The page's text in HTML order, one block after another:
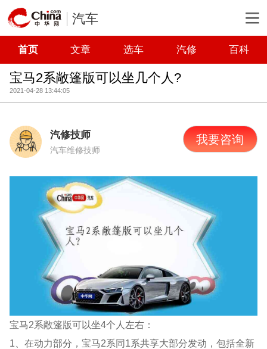
汽车
首页 文章 选车 汽修 百科
宝马2系敞篷版可以坐几个人?
2021-04-28 13:44:05
汽修技师
汽车维修技师
我要咨询
宝马2系敞篷版可以坐4个人左右：
1、在动力部分，宝马2系同1系共享大部分发动，包括全新